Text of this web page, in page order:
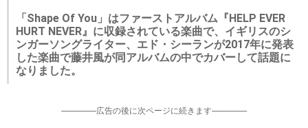
「Shape Of You」はファーストアルバム『HELP EVER
HURT NEVER』に収録されている楽曲で、イギリスのシ
ンガーソングライター、エド・シーランが2017年に発表
した楽曲で藤井風が同アルバムの中でカバーして話題に
なりました。
-----------------広告の後に次ページに続きます-----------------